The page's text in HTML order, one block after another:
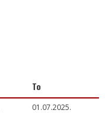
To
01.07.2025.